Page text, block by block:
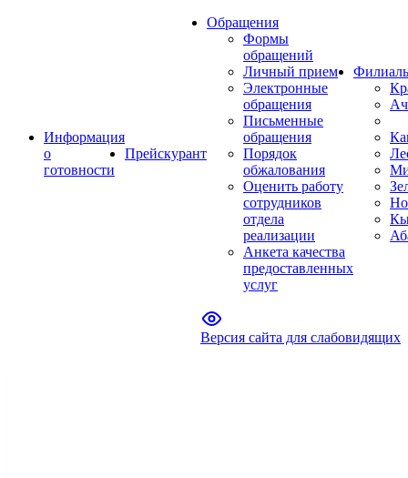
Информация
о
готовности
Прейскурант
Обращения
Формы
обращений
Личный прием
Электронные
обращения
Письменные
обращения
Порядок
обжалования
Оценить работу
сотрудников
отдела
реализации
Анкета качества
предоставленных
услуг
Версия сайта для слабовидящих